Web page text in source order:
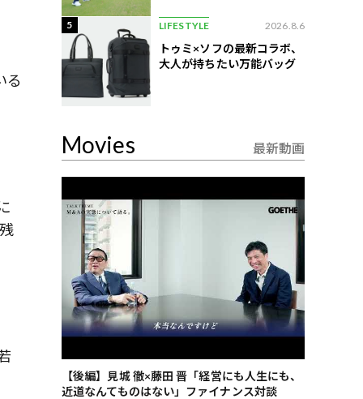
る
5 LIFESTYLE 2026.8.6
トゥミ×ソフの最新コラボ、
大人が持ちたい万能バッグ
Movies 最新動画
【後編】見城 徹×藤田 晋「経営にも人生にも、
近道なんてものはない」ファイナンス対談